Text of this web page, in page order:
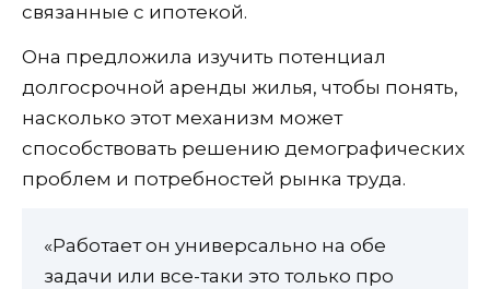
связанные с ипотекой.
Она предложила изучить потенциал
долгосрочной аренды жилья, чтобы понять,
насколько этот механизм может
способствовать решению демографических
проблем и потребностей рынка труда.
«Работает он универсально на обе
задачи или все-таки это только про